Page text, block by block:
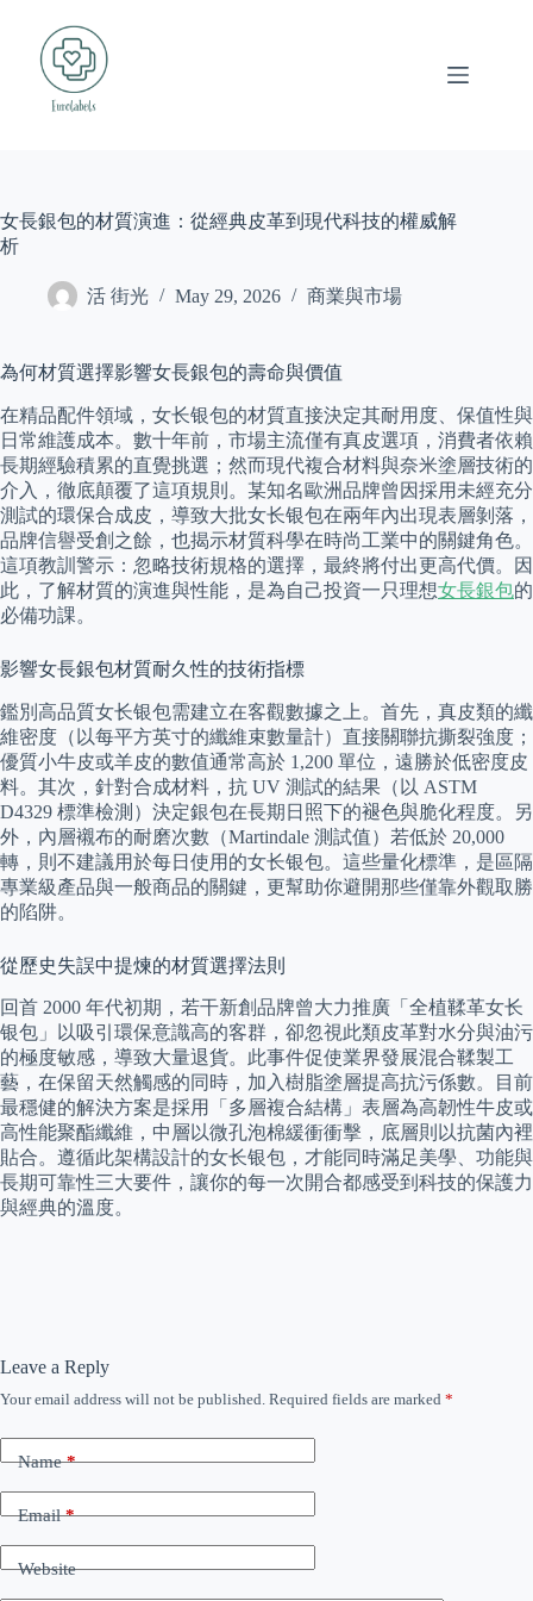
content
女長銀包的材質演進：從經典皮革到現代科技的權威解
析
活 街光 May 29, 2026 商業與市場
為何材質選擇影響女長銀包的壽命與價值
在精品配件領域，女长银包的材質直接決定其耐用度、保值性與
日常維護成本。數十年前，市場主流僅有真皮選項，消費者依賴
長期經驗積累的直覺挑選；然而現代複合材料與奈米塗層技術的
介入，徹底顛覆了這項規則。某知名歐洲品牌曾因採用未經充分
測試的環保合成皮，導致大批女长银包在兩年內出現表層剝落，
品牌信譽受創之餘，也揭示材質科學在時尚工業中的關鍵角色。
這項教訓警示：忽略技術規格的選擇，最終將付出更高代價。因
此，了解材質的演進與性能，是為自己投資一只理想女長銀包的
必備功課。
影響女長銀包材質耐久性的技術指標
鑑別高品質女长银包需建立在客觀數據之上。首先，真皮類的纖
維密度（以每平方英寸的纖維束數量計）直接關聯抗撕裂強度；
優質小牛皮或羊皮的數值通常高於 1,200 單位，遠勝於低密度皮
料。其次，針對合成材料，抗 UV 測試的結果（以 ASTM
D4329 標準檢測）決定銀包在長期日照下的褪色與脆化程度。另
外，內層襯布的耐磨次數（Martindale 測試值）若低於 20,000
轉，則不建議用於每日使用的女长银包。這些量化標準，是區隔
專業級產品與一般商品的關鍵，更幫助你避開那些僅靠外觀取勝
的陷阱。
從歷史失誤中提煉的材質選擇法則
回首 2000 年代初期，若干新創品牌曾大力推廣「全植鞣革女长
银包」以吸引環保意識高的客群，卻忽視此類皮革對水分與油污
的極度敏感，導致大量退貨。此事件促使業界發展混合鞣製工
藝，在保留天然觸感的同時，加入樹脂塗層提高抗污係數。目前
最穩健的解決方案是採用「多層複合結構」表層為高韌性牛皮或
高性能聚酯纖維，中層以微孔泡棉緩衝衝擊，底層則以抗菌內裡
貼合。遵循此架構設計的女长银包，才能同時滿足美學、功能與
長期可靠性三大要件，讓你的每一次開合都感受到科技的保護力
與經典的溫度。
Leave a Reply
Your email address will not be published. Required fields are marked *
Name*
Email*
Website